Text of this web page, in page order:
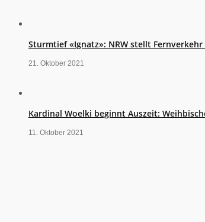
Sturmtief «Ignatz»: NRW stellt
21. Oktober 2021
Kardinal Woelki beginnt Auszeit:
11. Oktober 2021